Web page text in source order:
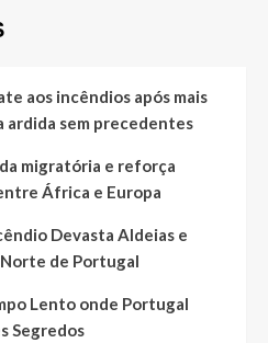
aos incêndios após mais
ardida sem precedentes
migratória e reforça
África e Europa
Devasta Aldeias e
de Portugal
Lento onde Portugal
Segredos